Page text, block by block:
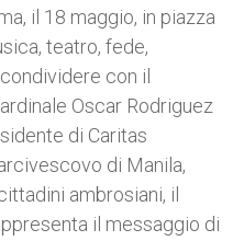
il 18 maggio, in piazza
teatro, fede,
con il
Oscar Rodriguez
di Caritas
di Manila,
ambrosiani, il
il messaggio di